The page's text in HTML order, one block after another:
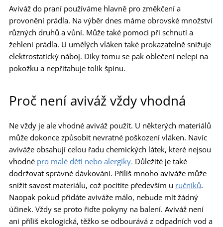
Aviváž do praní používáme hlavně pro změkčení a
provonění prádla. Na výběr dnes máme obrovské množství
různých druhů a vůní. Může také pomoci při schnutí a
žehlení prádla. U umělých vláken také prokazatelně snižuje
elektrostatický náboj. Díky tomu se pak oblečení nelepí na
pokožku a nepřitahuje tolik špínu.
Proč není aviváž vždy vhodná
Ne vždy je ale vhodné aviváž použít. U některých materiálů
může dokonce způsobit nevratné poškození vláken. Navíc
aviváže obsahují celou řadu chemických látek, které nejsou
vhodné pro malé děti nebo alergiky. Důležité je také
dodržovat správné dávkování. Příliš mnoho aviváže může
snížit savost materiálu, což pocítíte především u ručníků.
Naopak pokud přidáte aviváže málo, nebude mít žádný
účinek. Vždy se proto řiďte pokyny na balení. Aviváž není
ani příliš ekologická, těžko se odbourává z odpadních vod a